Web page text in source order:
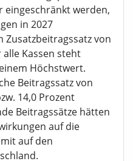
bisherigen
oder geplante
eingeschränkt werden,
in 2027
von
Kassen steht
Höchstwert.
Beitragssatz von
14,0 Prozent
Beitragssätze hätten
auf die